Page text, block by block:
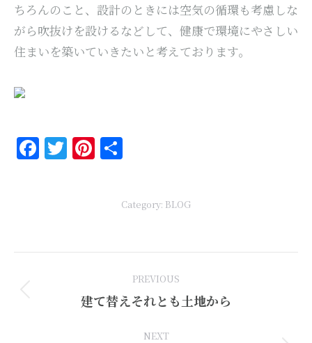
ちろんのこと、設計のときには空気の循環も考慮しな
がら吹抜けを設けるなどして、健康で環境にやさしい
住まいを築いていきたいと考えております。
Facebook
Twitter
Pinterest
Category: BLOG
PREVIOUS
Previous
建て替えそれとも土地から
NEXT